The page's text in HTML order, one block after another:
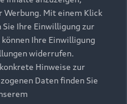
Mit einem Klick
Ihre Einwilligung zur
Ihre Einwilligung
widerrufen.
Hinweise zur
Daten finden Sie